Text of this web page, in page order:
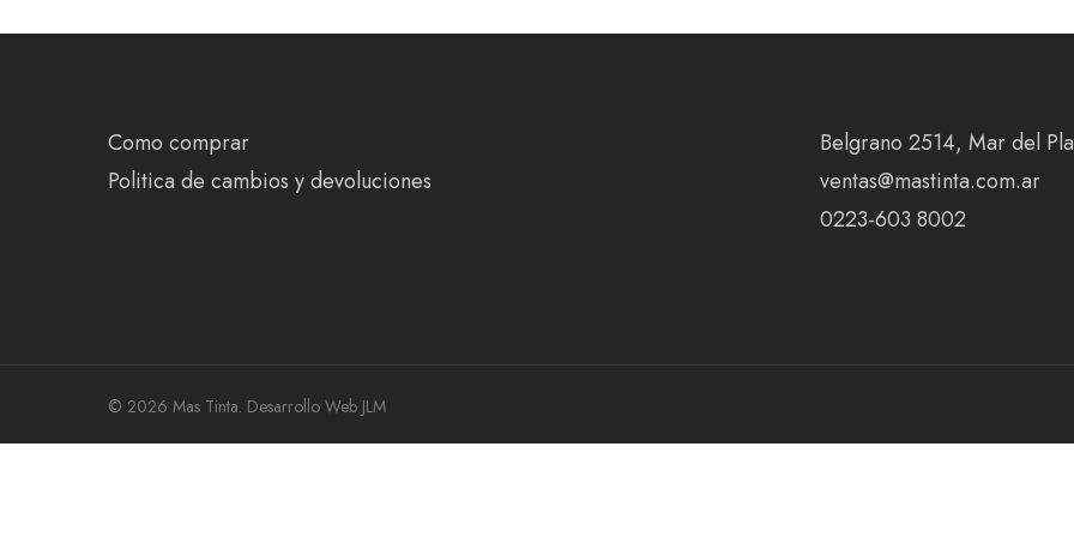
Como comprar
Politica de cambios y devoluciones
Belgrano 2514, Mar del
ventas@mastinta.com.ar
0223-603 8002
© 2026 Mas Tinta. Desarrollo Web JLM